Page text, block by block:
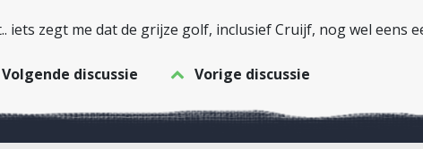
iets zegt me dat de grijze golf, inclusief Cruijf, nog wel eens
Volgende discussie Vorige discussie